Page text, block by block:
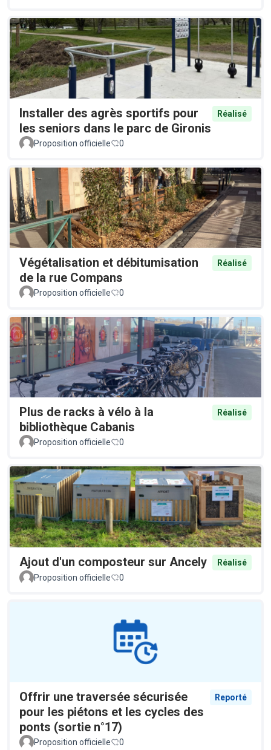
Installer des agrès sportifs pour
les seniors dans le parc de Gironis
Réalisé
Proposition officielle 0
Végétalisation et débitumisation
de la rue Compans
Réalisé
Proposition officielle 0
Plus de racks à vélo à la
bibliothèque Cabanis
Réalisé
Proposition officielle 0
Ajout d'un composteur sur Ancely
Réalisé
Proposition officielle
0
Offrir une traversée sécurisée
pour les piétons et les cycles des
ponts (sortie n°17)
Reporté
Proposition officielle 0